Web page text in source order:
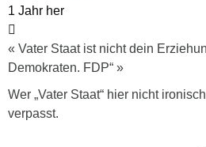
1 Jahr her
« Vater Staat ist nicht dein
Demokraten. FDP“ »
Wer „Vater Staat“ hier nicht
verpasst.